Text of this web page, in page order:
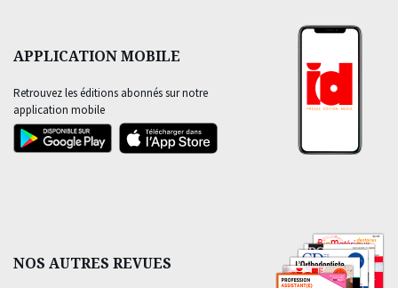
APPLICATION MOBILE
Retrouvez les éditions abonnés sur notre
application mobile
NOS AUTRES REVUES